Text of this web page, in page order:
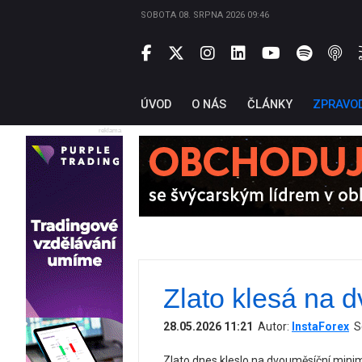
SOBOTA 08. SRPNA 2026 09:46
ÚVOD O NÁS ČLÁNKY
reklama
Zlato klesá na
28.05.2026 11:21 Autor: InstaForex